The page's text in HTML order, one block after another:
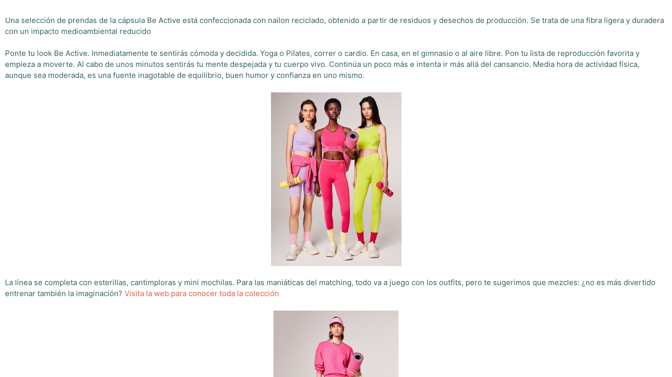
Una selección de prendas de la cápsula Be Active está confeccionada con nailon reciclado, obtenido a partir de residuos y desechos de producción. Se trata de una fibra ligera y duradera
con un impacto medioambiental reducido
Ponte tu look Be Active. Inmediatamente te sentirás cómoda y decidida. Yoga o Pilates, correr o cardio. En casa, en el gimnasio o al aire libre. Pon tu lista de reproducción favorita y
empieza a moverte. Al cabo de unos minutos sentirás tu mente despejada y tu cuerpo vivo. Continúa un poco más e intenta ir más allá del cansancio. Media hora de actividad física,
aunque sea moderada, es una fuente inagotable de equilibrio, buen humor y confianza en uno mismo.
La línea se completa con esterillas, cantimploras y mini mochilas. Para las maniáticas del matching, todo va a juego con los outfits, pero te sugerimos que mezcles: ¿no es más divertido
entrenar también la imaginación? Visita la web para conocer toda la colección